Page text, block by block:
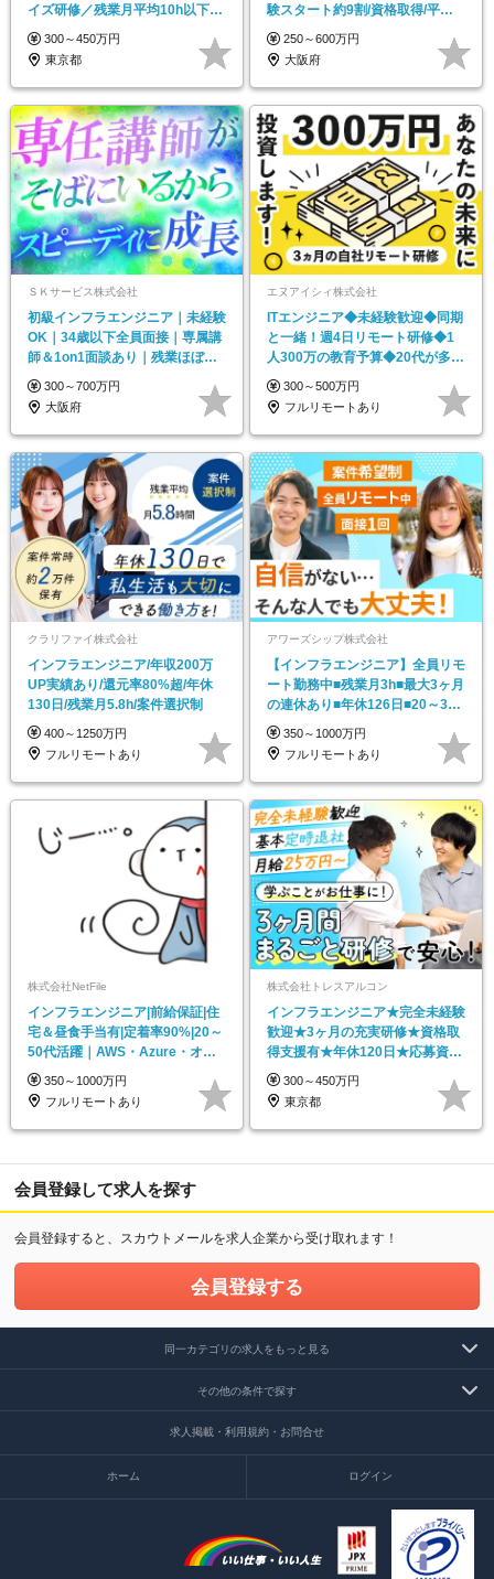
イズ研修／残業月平均10h以下／
年間休日128日
300～450万円
東京都
験スタート約9割/資格取得/平均
残業月8h
250～600万円
大阪府
ＳＫサービス株式会社
初級インフラエンジニア｜未経験
OK｜34歳以下全員面接｜専属講
師＆1on1面談あり｜残業ほぼ無
し｜専属講師あり
300～700万円
大阪府
エヌアイシィ株式会社
ITエンジニア◆未経験歓迎◆同期
と一緒！週4日リモート研修◆1
人300万の教育予算◆20代が多数
活躍中
300～500万円
フルリモートあり
クラリファイ株式会社
インフラエンジニア/年収200万
UP実績あり/還元率80%超/年休
130日/残業月5.8h/案件選択制
400～1250万円
フルリモートあり
アワーズシップ株式会社
【インフラエンジニア】全員リモ
ート勤務中■残業月3h■最大3ヶ月
の連休あり■年休126日■20～30
代活躍中！
350～1000万円
フルリモートあり
株式会社NetFile
インフラエンジニア|前給保証|住
宅＆昼食手当有|定着率90%|20～
50代活躍｜AWS・Azure・オン
プレ
350～1000万円
フルリモートあり
株式会社トレスアルコン
インフラエンジニア★完全未経験
歓迎★3ヶ月の充実研修★資格取
得支援有★年休120日★応募資格
を満たす方全員面接
300～450万円
東京都
会員登録して求人を探す
会員登録すると、スカウトメールを求人企業から受け取れます！
会員登録する
同一カテゴリの求人をもっと見る
その他の条件で探す
求人掲載・利用規約・お問合せ
ホーム ログイン